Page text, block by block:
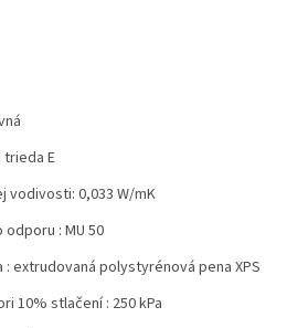
trieda E
vodivosti: 0,033 W/mK
: MU 50
: extrudovaná polystyrénová pena XPS
10% stlačení : 250 kPa